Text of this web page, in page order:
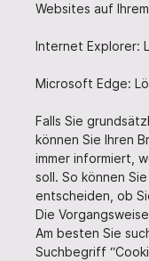
Websites auf
Internet Explorer:
Microsoft Edge:
Falls Sie
können Sie Ihren
immer informiert,
soll. So können
entscheiden, ob
Die
Am besten Sie
Suchbegriff